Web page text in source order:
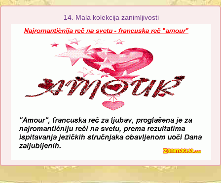
14. Mala kolekcija zanimljivosti